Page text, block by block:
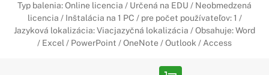
Typ balenia: Online licencia / Určená na EDU / Neobmedzená
licencia / Inštalácia na 1 PC / pre počet používateľov: 1 /
Jazyková lokalizácia: Viacjazyčná lokalizácia / Obsahuje: Word
/ Excel / PowerPoint / OneNote / Outlook / Access